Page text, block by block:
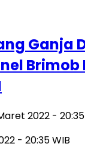
Ganja
2022 -
- 20:35 WIB